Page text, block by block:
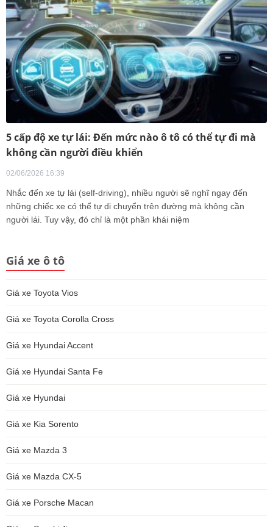
5 cấp độ xe tự lái: Đến mức nào ô tô có thể tự đi mà
không cần người điều khiển
02/06/2026 16:39
Nhắc đến xe tự lái (self-driving), nhiều người sẽ nghĩ ngay đến
những chiếc xe có thể tự di chuyển trên đường mà không cần
người lái. Tuy vậy, đó chỉ là một phần khái niệm
Giá xe ô tô
Giá xe Toyota Vios
Giá xe Toyota Corolla Cross
Giá xe Hyundai Accent
Giá xe Hyundai Santa Fe
Giá xe Hyundai
Giá xe Kia Sorento
Giá xe Mazda 3
Giá xe Mazda CX-5
Giá xe Porsche Macan